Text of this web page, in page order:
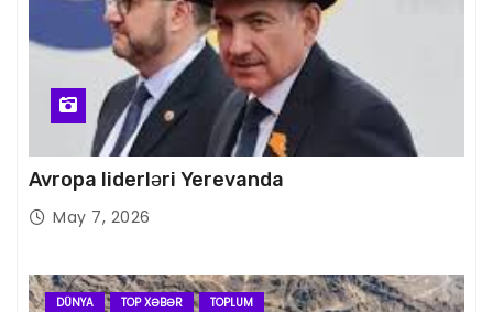
Avropa liderləri Yerevanda
May 7, 2026
DÜNYA TOP XƏBƏR TOPLUM